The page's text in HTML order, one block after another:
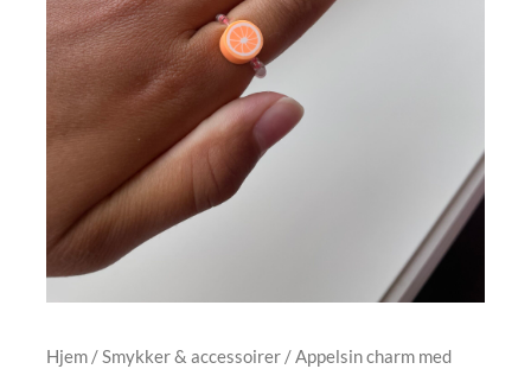
Hjem /Smykker & accessoirer / Appelsin charm med